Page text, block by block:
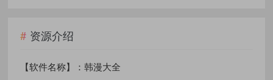
资源介绍
【软件名称】：韩漫大全